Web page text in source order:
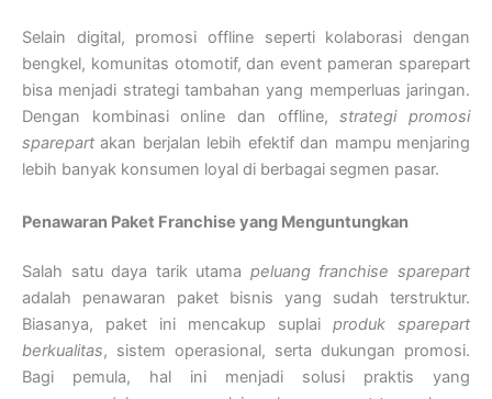
Selain digital, promosi offline seperti kolaborasi dengan
bengkel, komunitas otomotif, dan event pameran sparepart
bisa menjadi strategi tambahan yang memperluas jaringan.
Dengan kombinasi online dan offline,strategi promosi
sparepart akan berjalan lebih efektif dan mampu menjaring
lebih banyak konsumen loyal di berbagai segmen pasar.
Penawaran Paket Franchise yang Menguntungkan
Salah satu daya tarik utama peluang franchise sparepart
adalah penawaran paket bisnis yang sudah terstruktur.
Biasanya, paket ini mencakup suplai produk sparepart
berkualitas, sistem operasional, serta dukungan promosi.
Bagi pemula, hal ini menjadi solusi praktis yang